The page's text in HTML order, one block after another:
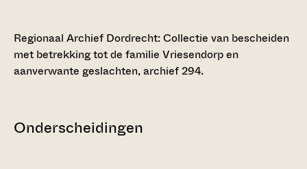
Regionaal Archief Dordrecht: Collectie van bescheiden
met betrekking tot de familie Vriesendorp en
aanverwante geslachten, archief 294.
Onderscheidingen